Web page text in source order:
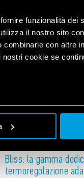
funzionalità dei
il nostro sito
con altre
cookie se
FOCUS PRODOTTI
Bliss: la gamma
termoregolazione